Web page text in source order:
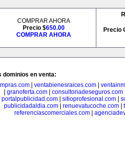
COMPRAR AHORA
Precio $650.00
COMPRAR AHORA
Precio
dominios en venta:
| ventabienesraices.com|
granoferta.com| consultoriadeseguros.com
portalpublicidad.com
sitioprofesional.com
publicidadaldia.com| renuevatucoche.com|
referenciascomerciales.com